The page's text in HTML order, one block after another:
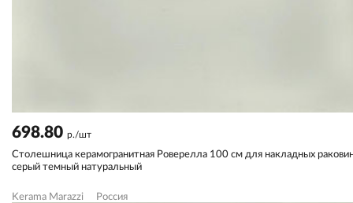
698.80 р./шт
Столешница керамогранитная Роверелла 100 см для накладных
серый темный натуральный
Kerama Marazzi Россия